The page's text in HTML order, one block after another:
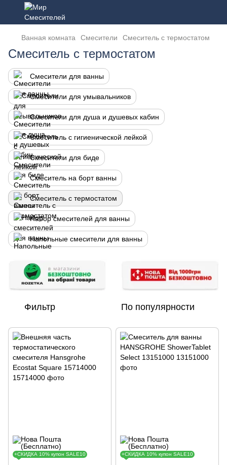
Ванная комната Смесители Смеситель с термостатом
Смеситель с термостатом
Смесители для ванны
Смесители для умывальников
Смесители для душа и душевых кабин
Смеситель с гигиенической лейкой
Смесители для биде
Смеситель на борт ванны
Смеситель с термостатом
Набор смесителей для ванны
Напольные смесители для ванны
Фильтр По популярности
+СКИДКА 10% купон SALE10 +СКИДКА 10% купон SALE10